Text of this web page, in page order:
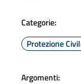
Categorie:
Protezione
Argomenti: